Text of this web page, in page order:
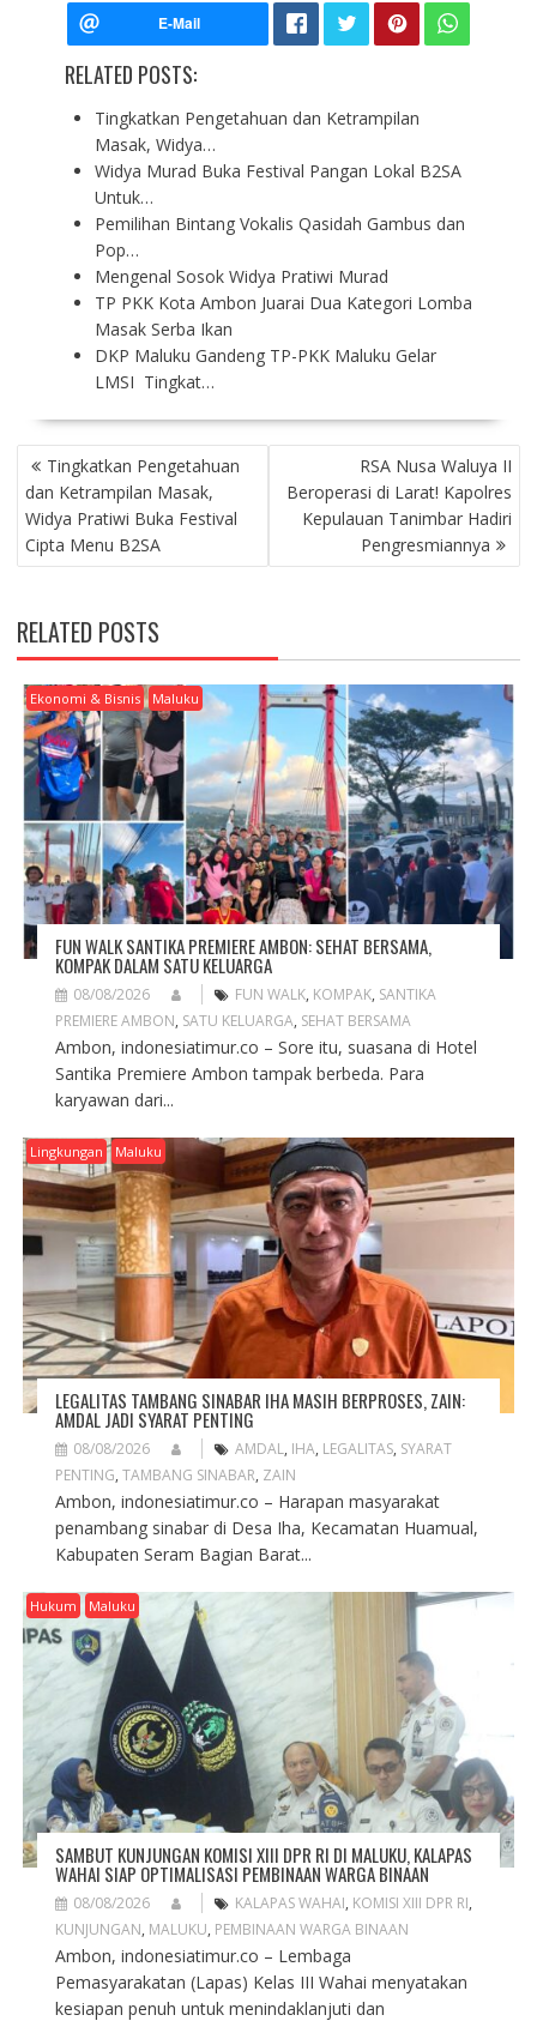
RELATED POSTS:
Tingkatkan Pengetahuan dan Ketrampilan
Masak, Widya…
Widya Murad Buka Festival Pangan Lokal B2SA
Untuk…
Pemilihan Bintang Vokalis Qasidah Gambus dan
Pop…
Mengenal Sosok Widya Pratiwi Murad
TP PKK Kota Ambon Juarai Dua Kategori Lomba
Masak Serba Ikan
DKP Maluku Gandeng TP-PKK Maluku Gelar
LMSI Tingkat…
P
O
S
T
N
V
I
G
A
T
O
Tingkatkan Pengetahuan
dan Ketrampilan Masak,
Widya Pratiwi Buka Festival
Cipta Menu B2SA
RSA Nusa Waluya II
Beroperasi di Larat! Kapolres
Kepulauan Tanimbar Hadiri
Pengresmiannya
RELATED POSTS
Ekonomi & Bisnis Maluku
FUN WALK SANTIKA PREMIERE AMBON: SEHAT BERSAMA,
KOMPAK DALAM SATU KELUARGA
08/08/2026 FUN WALK, KOMPAK, SANTIKA
PREMIERE AMBON, SATU KELUARGA, SEHAT BERSAMA
Ambon, indonesiatimur.co – Sore itu, suasana di Hotel
Santika Premiere Ambon tampak berbeda. Para
karyawan dari...
Lingkungan Maluku
LEGALITAS TAMBANG SINABAR IHA MASIH BERPROSES, ZAIN:
AMDAL JADI SYARAT PENTING
08/08/2026 AMDAL, IHA, LEGALITAS, SYARAT
PENTING, TAMBANG SINABAR, ZAIN
Ambon, indonesiatimur.co – Harapan masyarakat
penambang sinabar di Desa Iha, Kecamatan Huamual,
Kabupaten Seram Bagian Barat...
Hukum Maluku
SAMBUT KUNJUNGAN KOMISI XIII DPR RI DI MALUKU, KALAPAS
WAHAI SIAP OPTIMALISASI PEMBINAAN WARGA BINAAN
08/08/2026 KALAPAS WAHAI, KOMISI XIII DPR RI,
KUNJUNGAN, MALUKU, PEMBINAAN WARGA BINAAN
Ambon, indonesiatimur.co – Lembaga
Pemasyarakatan (Lapas) Kelas III Wahai menyatakan
kesiapan penuh untuk menindaklanjuti dan